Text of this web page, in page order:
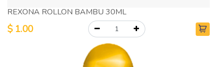
REXONA ROLLON BAMBU 30ML
$ 1.00